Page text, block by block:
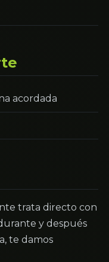
acordada
trata directo con
y después
te damos